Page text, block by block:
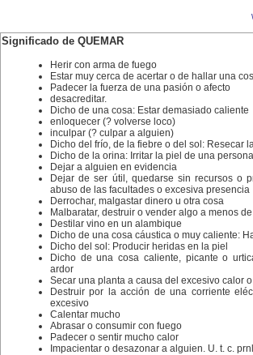
Significado de QUEMAR
Herir con arma de fuego
Estar muy cerca de acertar o de hallar una
Padecer la fuerza de una pasión o afecto
desacreditar.
Dicho de una cosa: Estar demasiado caliente
enloquecer (? volverse loco)
inculpar (? culpar a alguien)
Dicho del frío, de la fiebre o del sol: Resecar
Dicho de la orina: Irritar la piel de una
Dejar a alguien en evidencia
Dejar de ser útil, quedarse sin recursos o
abuso de las facultades o excesiva presencia
Derrochar, malgastar dinero u otra cosa
Malbaratar, destruir o vender algo a menos
Destilar vino en un alambique
Dicho de una cosa cáustica o muy caliente:
Dicho del sol: Producir heridas en la piel
Dicho de una cosa caliente, picante o
ardor
Secar una planta a causa del excesivo calor
Destruir por la acción de una corriente
excesivo
Calentar mucho
Abrasar o consumir con fuego
Padecer o sentir mucho calor
Impacientar o desazonar a alguien. U. t. c.